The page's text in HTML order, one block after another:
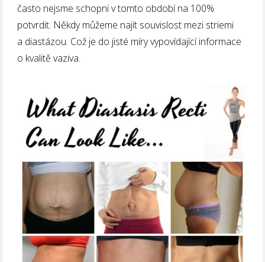
často nejsme schopni v tomto období na 100%
potvrdit. Někdy můžeme najít souvislost mezi striemi
a diastázou. Což je do jisté míry vypovídající informace
o kvalitě vaziva.